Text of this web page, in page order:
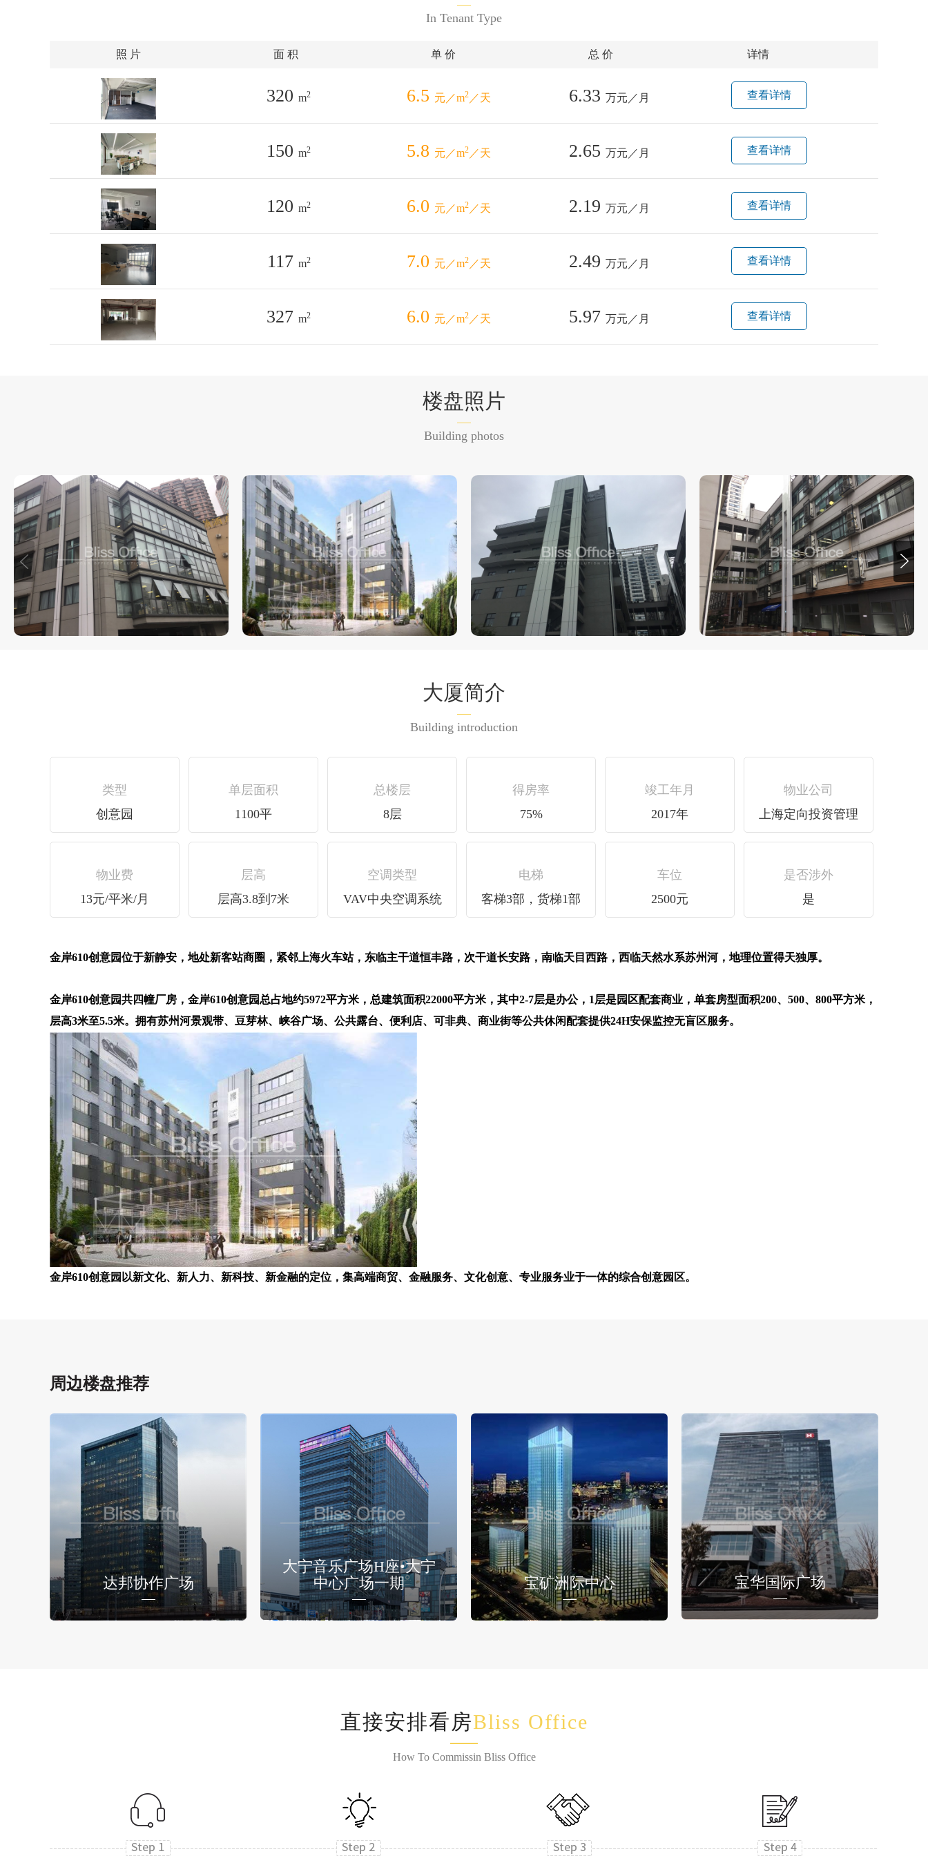
In Tenant Type
照 片 面 积 单 价 总 价 详情
320 m2 6.5 元／m2 ／天 6.33 万元／月 查看详情
150 m2 5.8 元／m2 ／天 2.65 万元／月 查看详情
120 m2 6.0 元／m2 ／天 2.19 万元／月 查看详情
117 m2 7.0 元／m2 ／天 2.49 万元／月 查看详情
327 m2 6.0 元／m2 ／天 5.97 万元／月 查看详情
楼盘照片
Building photos
大厦简介
Building introduction
类型
创意园
单层面积
1100平
总楼层
8层
得房率
75%
竣工年月
2017年
物业公司
上海定向投资管理
物业费
13元/平米/月
层高
层高3.8到7米
空调类型
VAV中央空调系统
电梯
客梯3部，货梯1部
车位
2500元
是否涉外
是
金岸610创意园位于新静安，地处新客站商圈，紧邻上海火车站，东临主干道恒丰路，次干道长安路，南临天目西路，西临天然水系苏州河，地理位置得天独厚。
金岸610创意园共四幢厂房，金岸610创意园总占地约5972平方米，总建筑面积22000平方米，其中2-7层是办公，1层是园区配套商业，单套房型面积200、500、800平方米，
层高3米至5.5米。拥有苏州河景观带、豆芽林、峡谷广场、公共露台、便利店、可非典、商业街等公共休闲配套提供24H安保监控无盲区服务。
金岸610创意园以新文化、新人力、新科技、新金融的定位，集高端商贸、金融服务、文化创意、专业服务业于一体的综合创意园区。
周边楼盘推荐
达邦协作广场
大宁音乐广场H座•大宁
中心广场一期
宝矿洲际中心 宝华国际广场
直接安排看房Bliss Office
How To Commissin Bliss Office